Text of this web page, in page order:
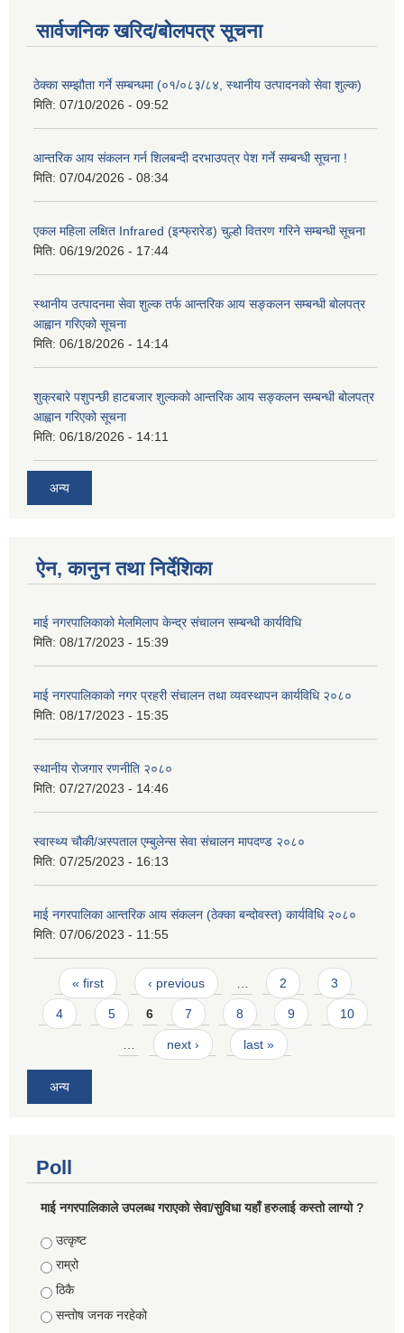
सार्वजनिक खरिद/बोलपत्र सूचना
ठेक्का सम्झौता गर्ने सम्बन्धमा (०१/०८३/८४, स्थानीय उत्पादनको सेवा शुल्क)
मिति: 07/10/2026 - 09:52
आन्तरिक आय संकलन गर्न शिलबन्दी दरभाउपत्र पेश गर्ने सम्बन्धी सूचना !
मिति: 07/04/2026 - 08:34
एकल महिला लक्षित Infrared (इन्फ्रारेड) चुल्हो वितरण गरिने सम्बन्धी सूचना
मिति: 06/19/2026 - 17:44
स्थानीय उत्पादनमा सेवा शुल्क तर्फ आन्तरिक आय सङ्कलन सम्बन्धी बोलपत्र
आह्वान गरिएको सूचना
मिति: 06/18/2026 - 14:14
शुक्रबारे पशुपन्छी हाटबजार शुल्कको आन्तरिक आय सङ्कलन सम्बन्धी बोलपत्र
आह्वान गरिएको सूचना
मिति: 06/18/2026 - 14:11
अन्य
ऐन, कानुन तथा निर्देशिका
माई नगरपालिकाको मेलमिलाप केन्द्र संचालन सम्बन्धी कार्यविधि
मिति: 08/17/2023 - 15:39
माई नगरपालिकाको नगर प्रहरी संचालन तथा व्यवस्थापन कार्यविधि २०८०
मिति: 08/17/2023 - 15:35
स्थानीय रोजगार रणनीति २०८०
मिति: 07/27/2023 - 14:46
स्वास्थ्य चौकी/अस्पताल एम्बुलेन्स सेवा संचालन मापदण्ड २०८०
मिति: 07/25/2023 - 16:13
माई नगरपालिका आन्तरिक आय संकलन (ठेक्का बन्दोवस्त) कार्यविधि २०८०
मिति: 07/06/2023 - 11:55
Pages
« first ‹ previous … 2 3
4 5 6 7 8 9 10
… next › last »
अन्य
Poll
माई नगरपालिकाले उपलब्ध गराएको सेवा/सुविधा यहाँ हरुलाई कस्तो लाग्यो ?
Choices
उत्कृष्ट
राम्रो
ठिकै
सन्तोष जनक नरहेको